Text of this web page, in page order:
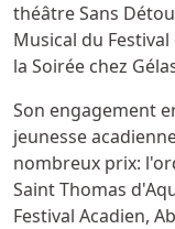
théâtre Sans
Musical du
la Soirée chez
Son engagement
jeunesse
nombreux prix:
Saint Thomas
Festival Acadien,